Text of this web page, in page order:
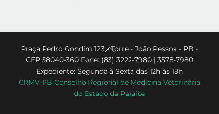
Back
To
Top
Praça Pedro Gondim 123 - Torre - João Pessoa - PB -
CEP 58040-360 Fone: (83) 3222-7980 | 3578-7980
Expediente: Segunda à Sexta das 12h às 18h
CRMV-PB Conselho Regional de Medicina Veterinária
do Estado da Paraíba